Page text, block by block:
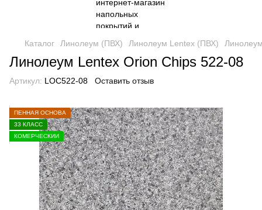
Каталог Линолеум (ПВХ) Линолеум Lentex (ПВХ)
Линолеум Lentex Orion Chips 522-08
Артикул: LOC522-08 Оставить отзыв
ПЕННАЯ ОСНОВА
33 КЛАСС
КОМЕРЧЕСКИЙ